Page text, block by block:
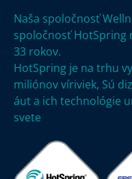
Naša spoločnosť
spoločnosť HotSpring
33 rokov.
HotSpring je na trhu
miliónov víriviek, Sú
áut a ich technológie
svete